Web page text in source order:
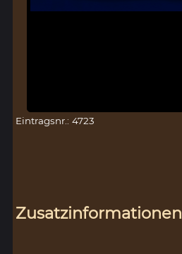
Eintragsnr.: 4723
Zusatzinformationen